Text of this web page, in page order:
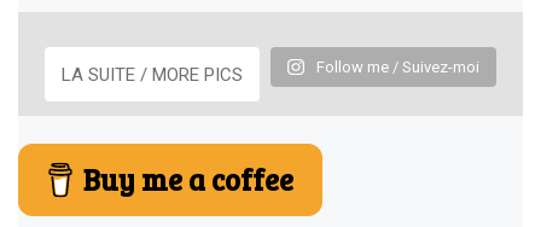
LA SUITE / MORE PICS Follow me / Suivez-moi
Buy me a coffee